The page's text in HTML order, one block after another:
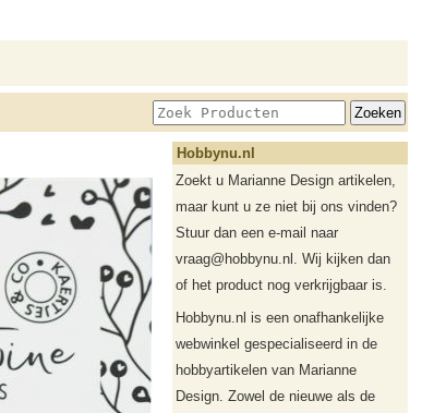
Hobbynu.nl
Zoekt u Marianne Design artikelen,
maar kunt u ze niet bij ons vinden?
Stuur dan een e-mail naar
vraag@hobbynu.nl. Wij kijken dan
of het product nog verkrijgbaar is.
Hobbynu.nl is een onafhankelijke
webwinkel gespecialiseerd in de
hobbyartikelen van Marianne
Design. Zowel de nieuwe als de